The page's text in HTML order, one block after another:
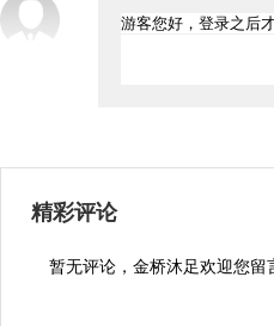
精彩评论
暂无评论，金桥沐足欢迎您留